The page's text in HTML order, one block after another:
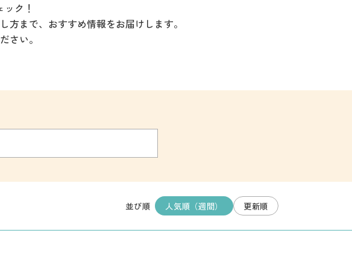
ク！
まで、おすすめ情報をお届けします。
さい。
並び順 人気順（週間） 更新順